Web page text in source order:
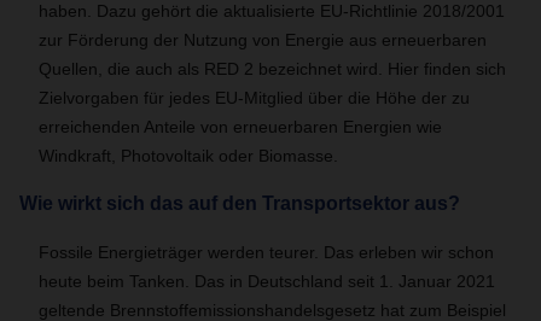
haben. Dazu gehört die aktualisierte EU-Richtlinie 2018/2001
zur Förderung der Nutzung von Energie aus erneuerbaren
Quellen, die auch als RED 2 bezeichnet wird. Hier finden sich
Zielvorgaben für jedes EU-Mitglied über die Höhe der zu
erreichenden Anteile von erneuerbaren Energien wie
Windkraft, Photovoltaik oder Biomasse.
Wie wirkt sich das auf den Transportsektor aus?
Fossile Energieträger werden teurer. Das erleben wir schon
heute beim Tanken. Das in Deutschland seit 1. Januar 2021
geltende Brennstoffemissionshandelsgesetz hat zum Beispiel